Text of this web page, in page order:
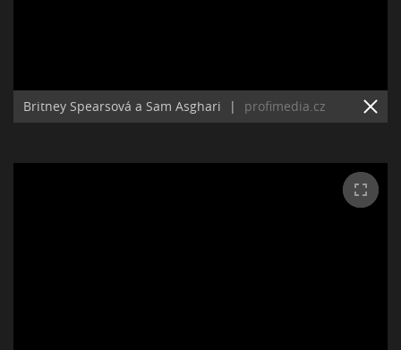
Britney Spearsová a Sam Asghari | profimedia.cz